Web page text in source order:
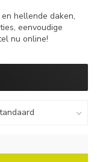
hellende daken,
eenvoudige
nu online!